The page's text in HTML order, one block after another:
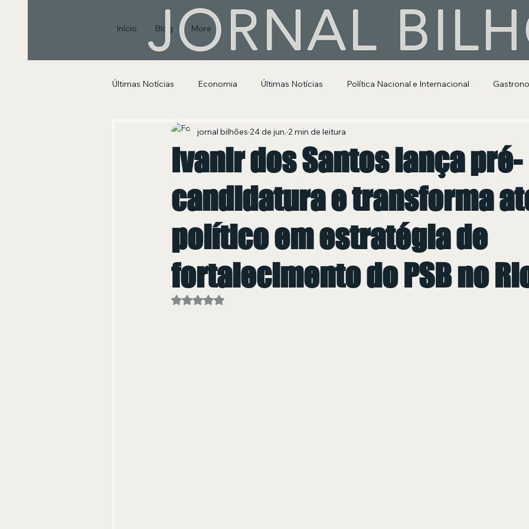
Início Blog More
JORNAL
Últimas Notícias Economia Últimas Notícias Política Nacional e Internacional
Segurança Pública e Social Segurança Pública
Ivanir dos Santos lança pré-
candidatura e transforma
político em estratégia de
fortalecimento do PSB no
jornal bilhões 24 de jun. 2 min de leitura
Avaliado com NaN de 5 estrelas.